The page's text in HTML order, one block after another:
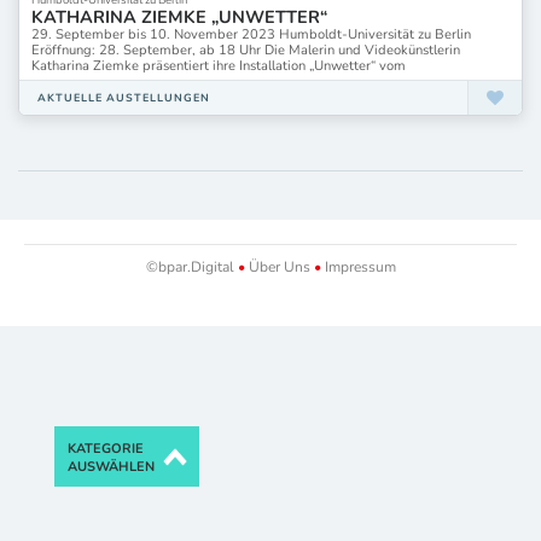
KATHARINA ZIEMKE „UNWETTER“
29. September bis 10. November 2023 Humboldt-Universität zu Berlin
Eröffnung: 28. September, ab 18 Uhr Die Malerin und Videokünstlerin
Katharina Ziemke präsentiert ihre Installation „Unwetter“ vom
AKTUELLE AUSTELLUNGEN
©bpar.Digital •Über Uns •Impressum
KATEGORIE
AUSWÄHLEN